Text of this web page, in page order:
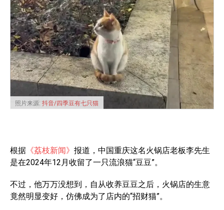
照片来源: 抖音/四季豆有七只猫
根据 《荔枝新闻》 报道，中国重庆这名火锅店老板李先生
是在2024年12月收留了一只流浪猫“豆豆”。
不过，他万万没想到，自从收养豆豆之后，火锅店的生意
竟然明显变好，仿佛成为了店内的“招财猫”。